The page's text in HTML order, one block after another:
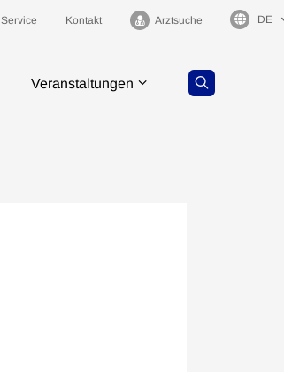
Service Kontakt Arztsuche
Veranstaltungen